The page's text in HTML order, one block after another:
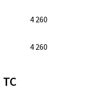
4 260
4 260
ТС